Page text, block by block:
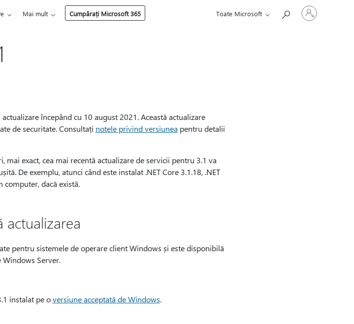
Mai mult Cumpărați Microsoft 365 Toate Microsoft
Conectați-
vă
începând cu 10 august 2021. Această actualizare
de securitate. Consultați notele privind versiunea pentru detalii
exact, cea mai recentă actualizare de servicii pentru 3.1 va
De exemplu, atunci când este instalat .NET Core 3.1.18, .NET
dacă există.
actualizarea
pentru sistemele de operare client Windows și este disponibilă
Server.
instalat pe oversiune acceptată de Windows.